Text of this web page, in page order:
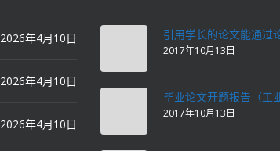
2026年4月10日
2026年4月10日
2026年4月10日
引用学长的论文能通过
2017年10月13日
毕业论文开题报告（工
2017年10月13日